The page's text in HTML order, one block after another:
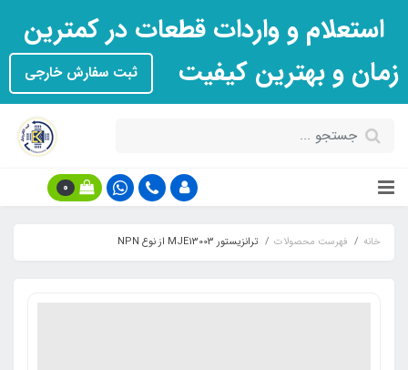
استعلام و واردات قطعات در کمترین
زمان و بهترین کیفیت
ثبت سفارش خارجی
0
خانه فهرست محصولات ترانزیستور MJE13003 از نوع NPN